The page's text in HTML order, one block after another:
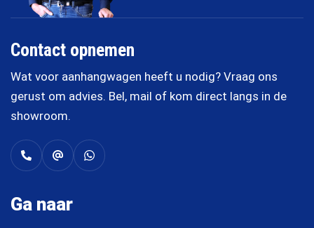
Contact opnemen
Wat voor aanhangwagen heeft u nodig? Vraag ons
gerust om advies. Bel, mail of kom direct langs in de
showroom.
Ga naar